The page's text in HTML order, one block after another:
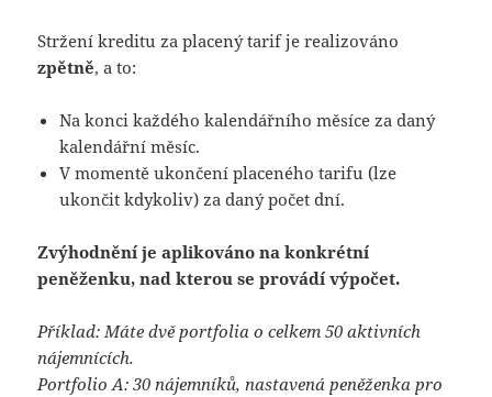
Stržení kreditu za placený tarif je realizováno
zpětně, a to:
Na konci každého kalendářního měsíce za daný
kalendářní měsíc.
V momentě ukončení placeného tarifu (lze
ukončit kdykoliv) za daný počet dní.
Zvýhodnění je aplikováno na konkrétní
peněženku, nad kterou se provádí výpočet.
Příklad: Máte dvě portfolia o celkem 50 aktivních
nájemnících.
Portfolio A: 30 nájemníků, nastavená peněženka pro